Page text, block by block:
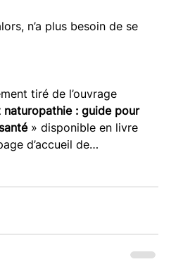
n’a plus besoin de se
tiré de l’ouvrage
: guide pour
» disponible en livre
d’accueil de…